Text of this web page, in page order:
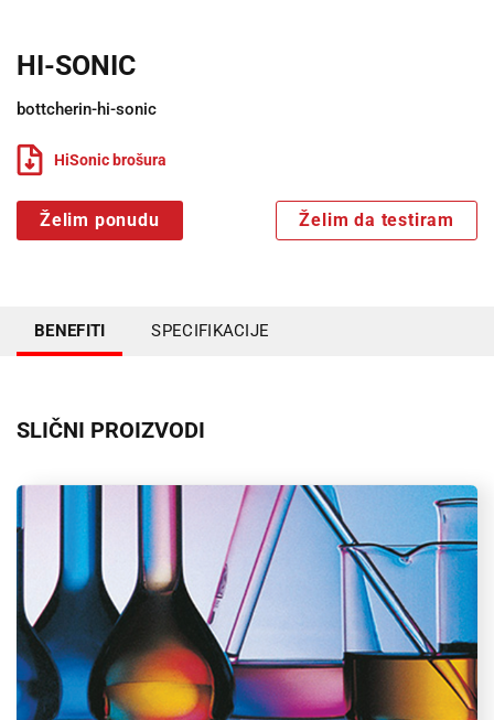
HI-SONIC
bottcherin-hi-sonic
HiSonic brošura
Želim ponudu Želim da testiram
BENEFITI SPECIFIKACIJE
SLIČNI PROIZVODI